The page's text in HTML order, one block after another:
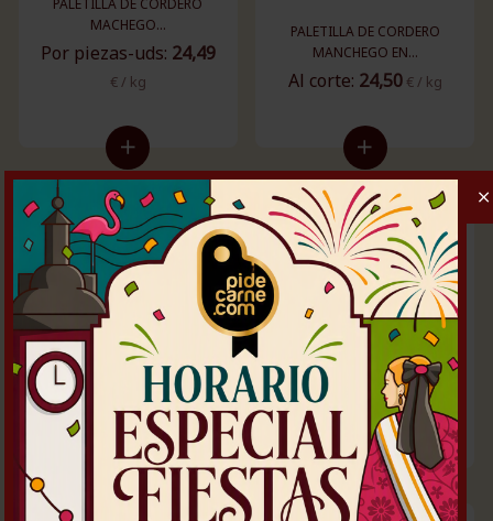
PALETILLA DE CORDERO
MACHEGO...
Por piezas-uds: 24,49
€ / kg
PALETILLA DE CORDERO
MANCHEGO EN...
Al corte: 24,50€ / kg
CHULETAS DE CORDERO
MANCHEGO
Al corte: 34,00€ / kg
FALDA DE CORDERO
MANCHEGO
Por piezas-uds:8,50€